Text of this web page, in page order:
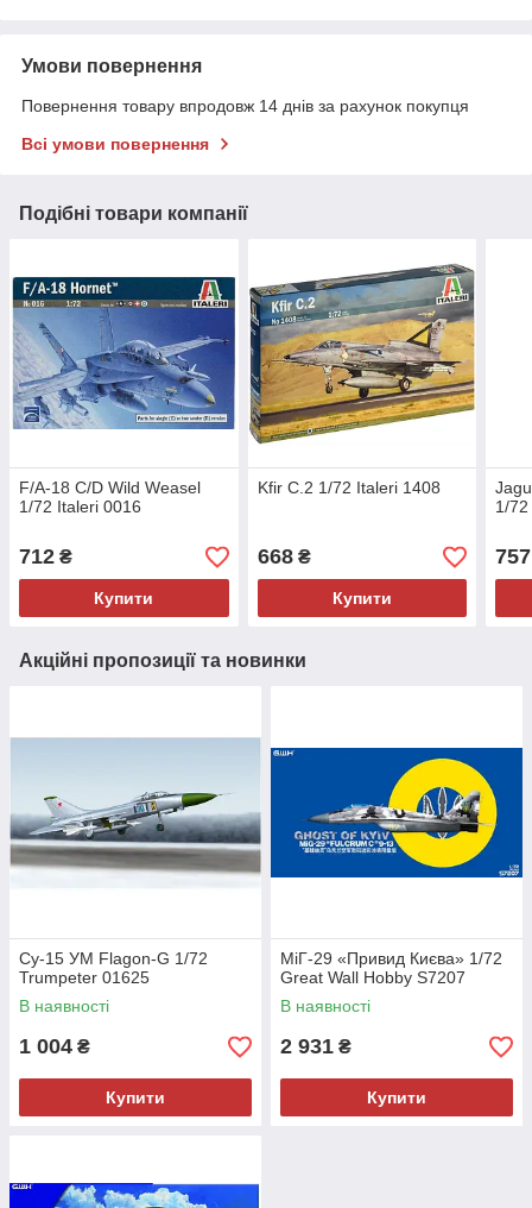
Умови повернення
Повернення товару впродовж 14 днів за рахунок покупця
Всі умови повернення
Подібні товари компанії
F/A-18 C/D Wild Weasel
1/72 Italeri 0016
712 ₴
Купити
Kfir C.2 1/72 Italeri 1408
668₴
Купити
1/
757
Акційні пропозиції та новинки
Су-15 УМ Flagon-G 1/72
Trumpeter 01625
В наявності
1 004 ₴
Купити
МіГ-29 «Привид Києва» 1/72
Great Wall Hobby S7207
В наявності
2 931 ₴
Купити